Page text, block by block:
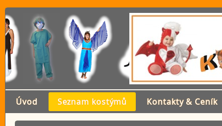
Úvod Seznam kostýmů Kontakty & Ceník